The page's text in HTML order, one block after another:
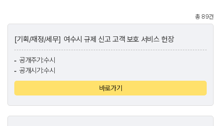
총 89건
[기획/재정/세무] 여수시 규제 신고 고객 보호 서비스 헌장
공개주기:수시
공개시기:수시
바로가기